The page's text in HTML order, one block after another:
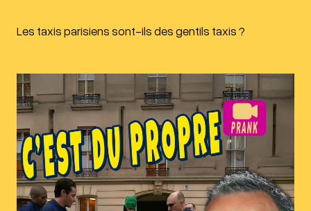
Les taxis parisiens sont-ils des gentils taxis ?